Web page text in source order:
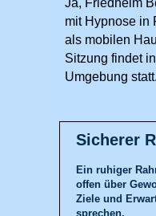
mit Hypnose in
als mobilen
Sitzung findet
Umgebung statt.
Sicherer
Ein ruhiger
offen über
Ziele und
sprechen.